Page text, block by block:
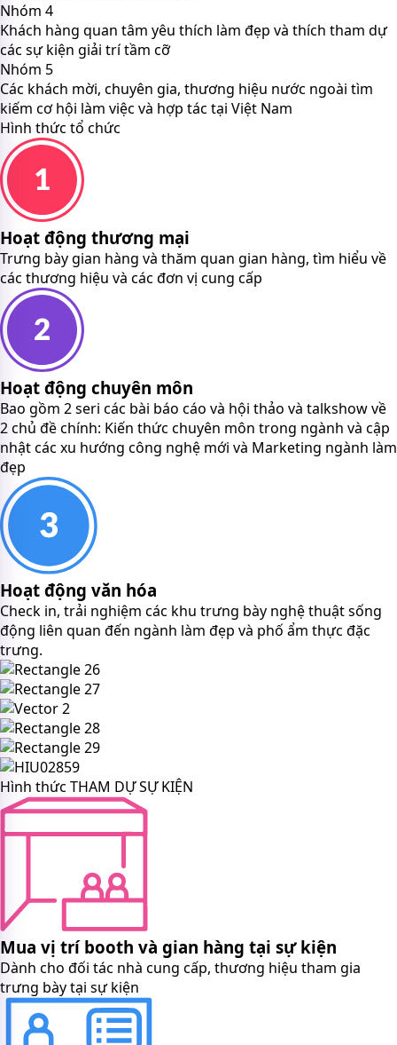
Nhóm 4
Khách hàng quan tâm yêu thích làm đẹp và thích tham dự
các sự kiện giải trí tầm cỡ
Nhóm 5
Các khách mời, chuyên gia, thương hiệu nước ngoài tìm
kiếm cơ hội làm việc và hợp tác tại Việt Nam
Hình thức tổ chức
Hoạt động thương mại
Trưng bày gian hàng và thăm quan gian hàng, tìm hiểu về
các thương hiệu và các đơn vị cung cấp
Hoạt động chuyên môn
Bao gồm 2 seri các bài báo cáo và hội thảo và talkshow về
2 chủ đề chính: Kiến thức chuyên môn trong ngành và cập
nhật các xu hướng công nghệ mới và Marketing ngành làm
đẹp
Hoạt động văn hóa
Check in, trải nghiệm các khu trưng bày nghệ thuật sống
động liên quan đến ngành làm đẹp và phố ẩm thực đặc
trưng.
Hình thức THAM DỰ SỰ KIỆN
Mua vị trí booth và gian hàng tại sự kiện
Dành cho đối tác nhà cung cấp, thương hiệu tham gia
trưng bày tại sự kiện